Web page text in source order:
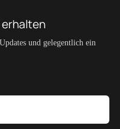
und gelegentlich ein